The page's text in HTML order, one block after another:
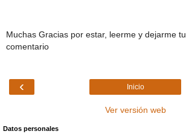
Muchas Gracias por estar, leerme y dejarme tu
comentario
‹ Inicio
Ver versión web
Datos personales